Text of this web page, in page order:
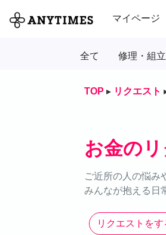
マイページ
全て 修理・組立
TOP ▸ リクエスト
お金の
ご近所の人の悩み
みんなが抱える日
リクエストをす